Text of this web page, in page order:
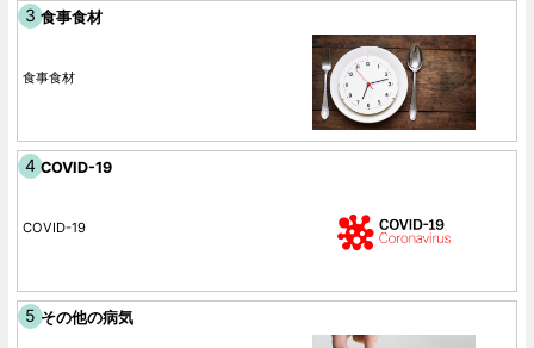
食事食材
食事食材
COVID-19
COVID-19
その他の病気